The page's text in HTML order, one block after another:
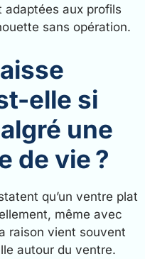
aux profils
sans opération.
elle si
une
de vie ?
qu’un ventre plat
même avec
raison vient souvent
autour du ventre.